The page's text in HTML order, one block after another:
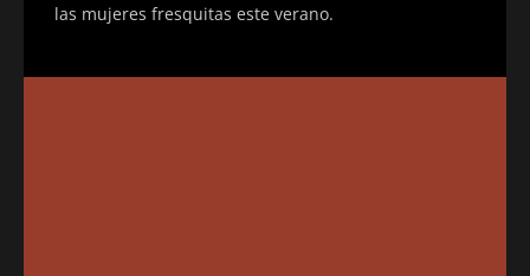
las mujeres fresquitas este verano.